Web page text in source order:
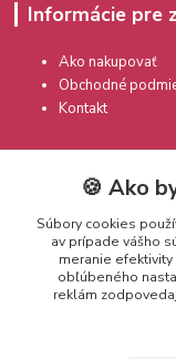
Informácie pre
Ako nakupovať
Obchodné
Kontakt
Kontakty
🍪 Ako
Súbory cookies
av prípade vášho
meranie efektivity
obľúbeného
reklám